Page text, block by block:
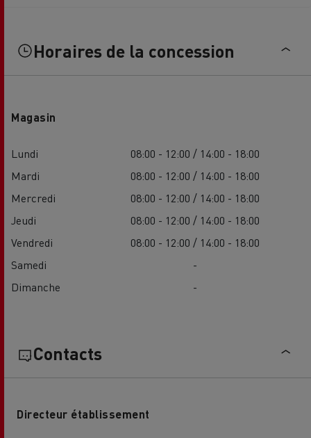
Horaires de la concession
Magasin
Lundi
08:00 - 12:00 / 14:00 - 18:00
Mardi
08:00 - 12:00 / 14:00 - 18:00
Mercredi
08:00 - 12:00 / 14:00 - 18:00
Jeudi
08:00 - 12:00 / 14:00 - 18:00
Vendredi
08:00 - 12:00 / 14:00 - 18:00
Samedi
-
Dimanche
-
Contacts
Directeur établissement